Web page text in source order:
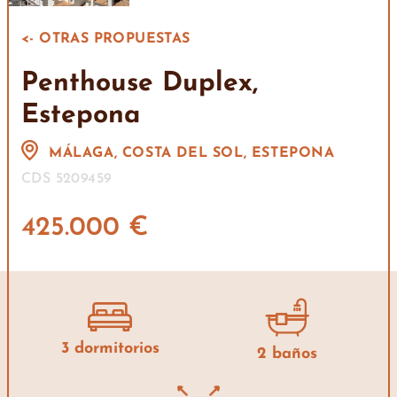
<- OTRAS PROPUESTAS
Penthouse Duplex,
Estepona
MÁLAGA, COSTA DEL SOL, ESTEPONA
CDS 5209459
425.000 €
3 dormitorios 2 baños